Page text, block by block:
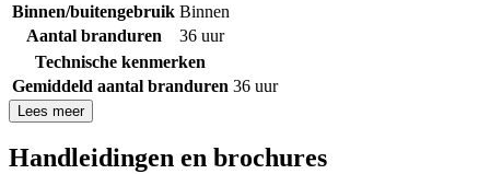
Binnen/buitengebruik Binnen
Aantal branduren
36 uur
Technische kenmerken
Gemiddeld aantal branduren 36 uur
Lees meer
Handleidingen en brochures